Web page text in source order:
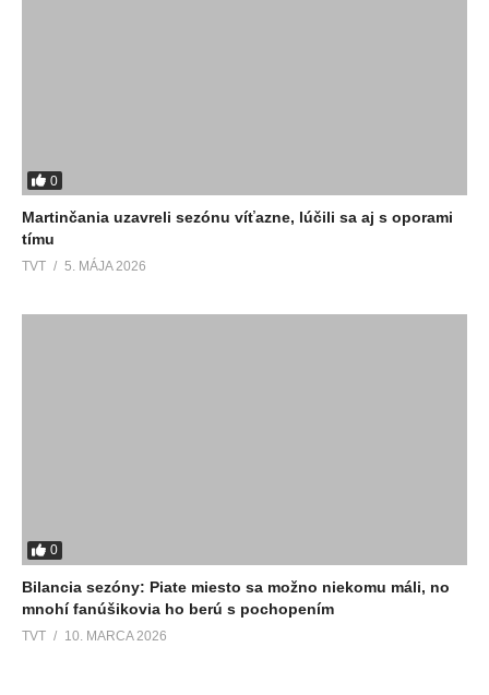
0
Martinčania uzavreli sezónu víťazne, lúčili sa aj s oporami
tímu
TVT 5. MÁJA 2026
0
Bilancia sezóny: Piate miesto sa možno niekomu máli, no
mnohí fanúšikovia ho berú s pochopením
TVT 10. MARCA 2026